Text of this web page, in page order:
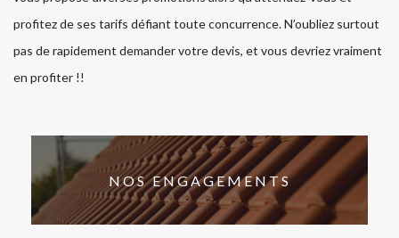
profitez de ses tarifs défiant toute concurrence. N’oubliez surtout
pas de rapidement demander votre devis, et vous devriez vraiment
en profiter !!
NOS ENGAGEMENTS